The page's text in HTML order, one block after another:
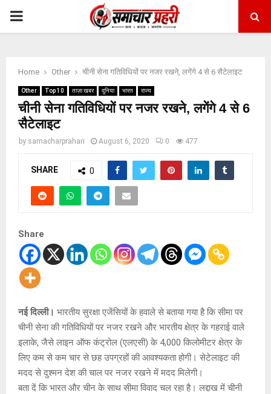
PRIMARY
Home Other चीनी सेना गतिविधियों पर नजर रखने, लगेंगे 4 से 6 सैटेलाइट
Other Top 10 ताज़ा खबर दुनिया भारत राज्य
चीनी सेना गतिविधियों पर नजर रखने, लगेंगे 4 से 6
सैटेलाइट
by samacharprahari August 6, 2020 0 477
SHARE 0
Share
नई दिल्ली। भारतीय सुरक्षा एजेंसियों के हवाले से बताया गया है कि सीमा पर
चीनी सेना की गतिविधियों पर नजर रखने और भारतीय क्षेत्र के गहराई वाले
इलाके, जैसे लाइन ऑफ कंट्रोल (एलएसी) के 4,000 किलोमीटर क्षेत्र के
लिए कम से कम चार से छह उपग्रहों की आवश्यकता होगी। सेटेलाइट की
मदद से दुश्मन देश की चाल पर नजर रखने में मदद मिलेगी।
बता दें कि भारत और चीन के साथ सीमा विवाद चल रहा है। लद्दाख में चीनी